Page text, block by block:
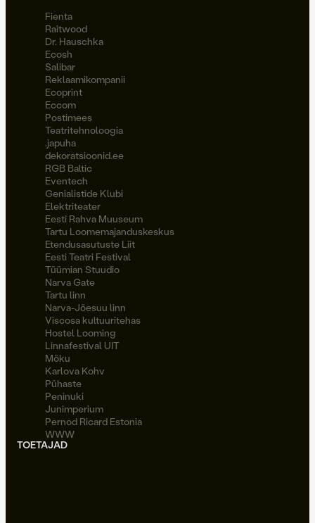
Fienta
Raitwood
Dr. Hauschka
Ecosh
Salibar
Reklaamikompanii
Ecoprint
Eccom
Postimees
Teatritehnoloogia
.japuha
dekoratsioonid.ee
RGB Baltic
Eventech
Genialistide Klubi
Elektriteater
Eesti Rahva Muuseum
Tartu Loomemajanduskeskus
Etendusasutuste Liit
Eesti Teatri Festival
Tüümian Stuudio
Narva Gate
Tartu linn
Narva-Jõesuu linn
Viscosa kultuuritehas
Hostel Looming
Linnafestival UIT
Möku
Karlova Kohv
Pühaste
Peninuki
Junimperium
Pernod Ricard Estonia
WWW
TOETAJAD